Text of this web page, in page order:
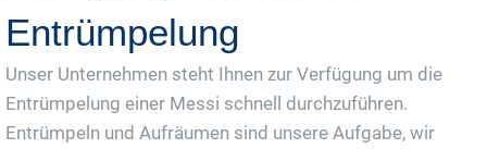
Entrümpelung
Unser Unternehmen steht Ihnen zur Verfügung um die
Entrümpelung einer Messi schnell durchzuführen.
Entrümpeln und Aufräumen sind unsere Aufgabe, wir